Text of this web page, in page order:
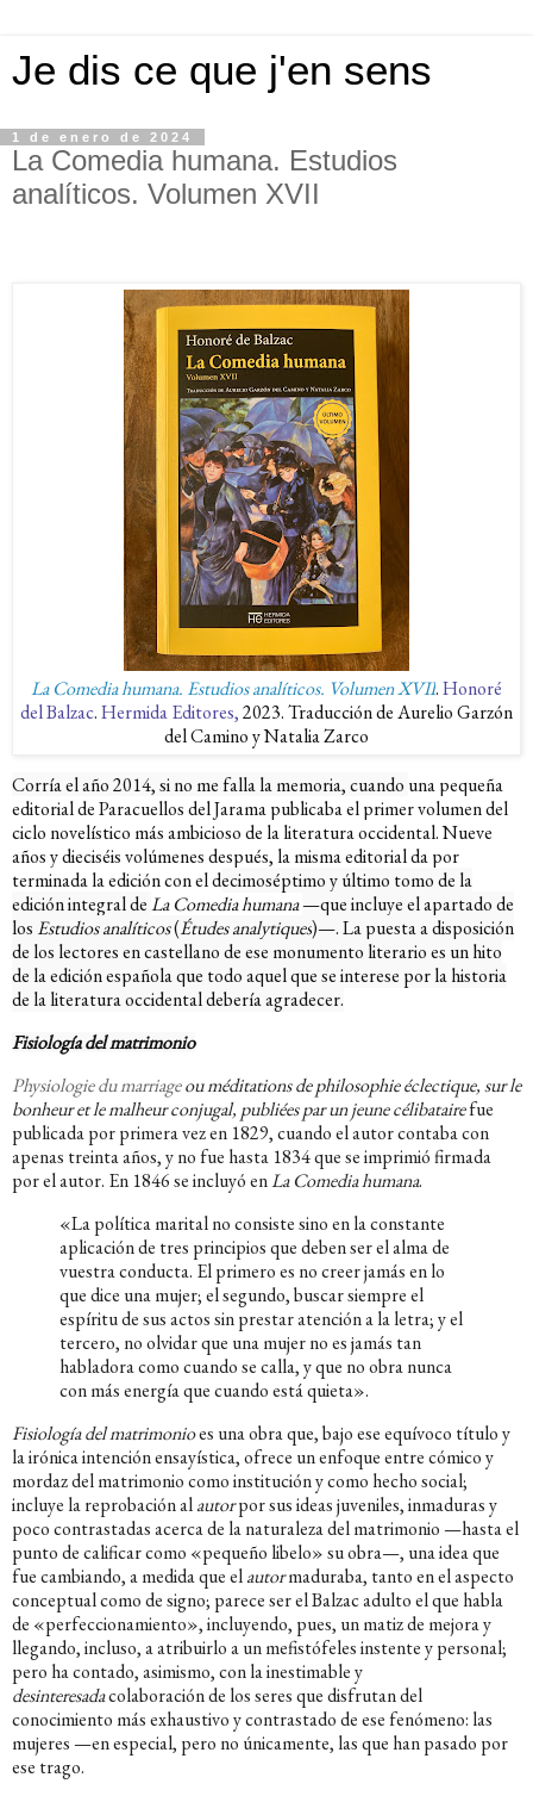
Je dis ce que j'en sens
1 de enero de 2024
La Comedia humana. Estudios
analíticos. Volumen XVII
La Comedia humana. Estudios analíticos. Volumen XVII.Honoré
del Balzac.Hermida Editores,2023. Traducción de Aurelio Garzón
del Camino y Natalia Zarco
Corría el año 2014, si no me falla la memoria, cuando una pequeña
editorial de Paracuellos del Jarama publicaba el primer volumen del
ciclo novelístico más ambicioso de la literatura occidental. Nueve
años y dieciséis volúmenes después, la misma editorial da por
terminada la edición con el decimoséptimo y último tomo de la
edición integral deLa Comedia humana—que incluye el apartado de
los Estudios analíticos(Études analytiques)—. La puesta a disposición
de los lectores en castellano de ese monumento literario es un hito
de la edición española que todo aquel que se interese por la historia
de la literatura occidental debería agradecer.
Fisiología del matrimonio
Physiologie du marriageou méditations de philosophie éclectique, sur le
bonheur et le malheur conjugal, publiées par un jeune célibatairefue
publicada por primera vez en 1829, cuando el autor contaba con
apenas treinta años, y no fue hasta 1834 que se imprimió firmada
por el autor. En 1846 se incluyó enLa Comedia humana.
«La política marital no consiste sino en la constante
aplicación de tres principios que deben ser el alma de
vuestra conducta. El primero es no creer jamás en lo
que dice una mujer; el segundo, buscar siempre el
espíritu de sus actos sin prestar atención a la letra; y el
tercero, no olvidar que una mujer no es jamás tan
habladora como cuando se calla, y que no obra nunca
con más energía que cuando está quieta».
Fisiología del matrimonioes una obra que, bajo ese equívoco título y
la irónica intención ensayística, ofrece un enfoque entre cómico y
mordaz del matrimonio como institución y como hecho social;
incluye la reprobación alautorpor sus ideas juveniles, inmaduras y
poco contrastadas acerca de la naturaleza del matrimonio —hasta el
punto de calificar como «pequeño libelo» su obra—, una idea que
fue cambiando, a medida que elautormaduraba, tanto en el aspecto
conceptual como de signo; parece ser el Balzac adulto el que habla
de «perfeccionamiento», incluyendo, pues, un matiz de mejora y
llegando, incluso, a atribuirlo a un mefistófeles instente y personal;
pero ha contado, asimismo, con la inestimable y
desinteresadacolaboración de los seres que disfrutan del
conocimiento más exhaustivo y contrastado de ese fenómeno: las
mujeres —en especial, pero no únicamente, las que han pasado por
ese trago.